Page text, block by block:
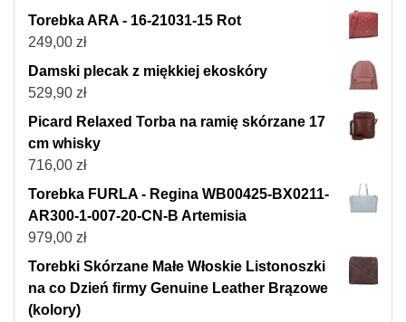
Torebka ARA - 16-21031-15 Rot
249,00 zł
Damski plecak z miękkiej ekoskóry
529,90 zł
Picard Relaxed Torba na ramię skórzane 17
cm whisky
716,00 zł
Torebka FURLA - Regina WB00425-BX0211-
AR300-1-007-20-CN-B Artemisia
979,00 zł
Torebki Skórzane Małe Włoskie Listonoszki
na co Dzień firmy Genuine Leather Brązowe
(kolory)